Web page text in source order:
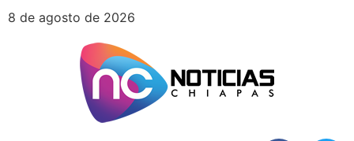
8 de agosto de 2026